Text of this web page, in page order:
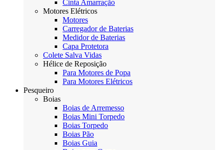
Cinta Amarração
Motores Elétricos
Motores
Carregador de Baterias
Medidor de Baterias
Capa Protetora
Colete Salva Vidas
Hélice de Reposição
Para Motores de Popa
Para Motores Elétricos
Pesqueiro
Boias
Boias de Arremesso
Boias Mini Torpedo
Boias Torpedo
Boias Pão
Boias Guia